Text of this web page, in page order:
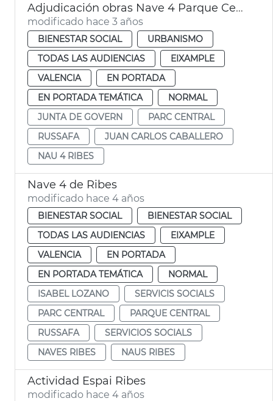
Adjudicación obras Nave 4 Parque Central - juventud y servicios sociales
modificado hace 3 años
BIENESTAR SOCIAL
URBANISMO
TODAS LAS AUDIENCIAS
EIXAMPLE
VALENCIA
EN PORTADA
EN PORTADA TEMÁTICA
NORMAL
JUNTA DE GOVERN
PARC CENTRAL
RUSSAFA
JUAN CARLOS CABALLERO
NAU 4 RIBES
Nave 4 de Ribes
modificado hace 4 años
BIENESTAR SOCIAL
BIENESTAR SOCIAL
TODAS LAS AUDIENCIAS
EIXAMPLE
VALENCIA
EN PORTADA
EN PORTADA TEMÁTICA
NORMAL
ISABEL LOZANO
SERVICIS SOCIALS
PARC CENTRAL
PARQUE CENTRAL
RUSSAFA
SERVICIOS SOCIALS
NAVES RIBES
NAUS RIBES
Actividad Espai Ribes
modificado hace 4 años